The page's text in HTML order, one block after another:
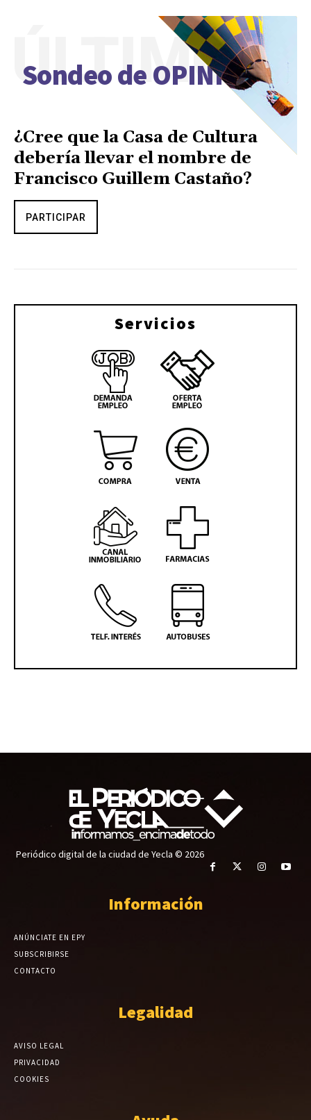
Sondeo de OPINIÓN
ÚLTIMO
¿Cree que la Casa de Cultura
debería llevar el nombre de
Francisco Guillem Castaño?
PARTICIPAR
Servicios
Periódico digital de la ciudad de Yecla © 2026
Información
ANÚNCIATE EN EPY
SUBSCRIBIRSE
CONTACTO
Legalidad
AVISO LEGAL
PRIVACIDAD
COOKIES